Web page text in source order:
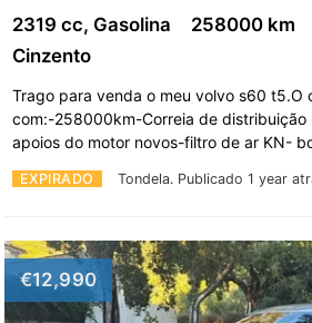
EXPIRADO Tondela. Publicado 1 year
2319 cc, Gasolina 258000 km
Cinzento
Trago para venda o meu volvo s60 t5.O
com:-258000km-Correia de
apoios do motor novos-filtro de ar KN-
€12,990